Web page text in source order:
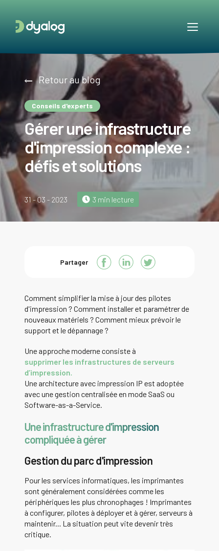
Retour au blog
Conseils d'experts
Gérer une infrastructure
d'impression complexe :
défis et solutions
31 - 03 - 2023 3 min lecture
Partager
Comment simplifier la mise à jour des pilotes
d'impression ? Comment installer et paramétrer de
nouveaux matériels ? Comment mieux prévoir le
support et le dépannage ?
Une approche moderne consiste à
supprimer les infrastructures de serveurs
d’impression.
Une architecture avec impression IP est adoptée
avec une gestion centralisée en mode SaaS ou
Software-as-a-Service.
Une infrastructure d'impression
compliquée à gérer
Gestion du parc d'impression
Pour les services informatiques, les imprimantes
sont généralement considérées comme les
périphériques les plus chronophages ! Imprimantes
à configurer, pilotes à déployer et à gérer, serveurs à
maintenir... La situation peut vite devenir très
critique.